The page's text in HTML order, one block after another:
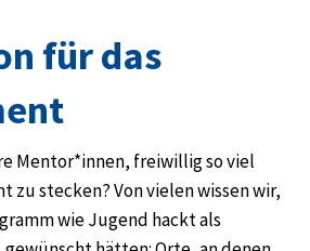
für das
Mentor*innen, freiwillig so viel
zu stecken? Von vielen wissen wir,
wie Jugend hackt als